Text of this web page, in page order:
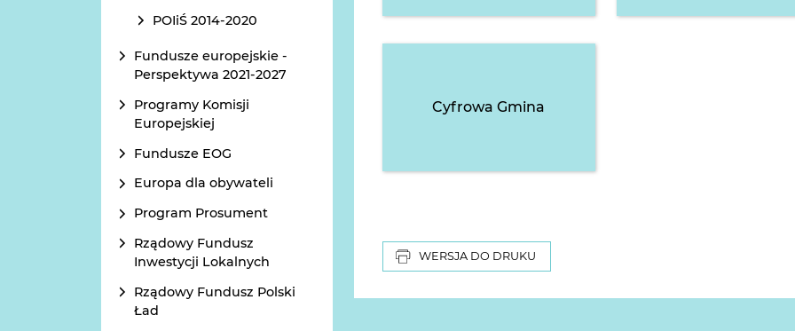
POIiŚ 2014-2020
Fundusze europejskie -
Perspektywa 2021-2027
Programy Komisji
Europejskiej
Fundusze EOG
Europa dla obywateli
Program Prosument
Rządowy Fundusz
Inwestycji Lokalnych
Rządowy Fundusz Polski
Ład
Cyfrowa Gmina
WERSJA DO DRUKU